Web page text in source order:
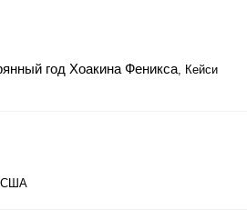
год Хоакина Феникса, Кейси
США